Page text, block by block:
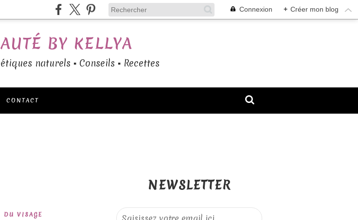
Connexion + Créer mon blog
BY KELLYA
naturels ▪ Conseils ▪ Recettes
CONTACT
DU VISAGE
NEWSLETTER